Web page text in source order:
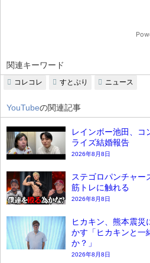
関連キーワード
コレコレ すとぷり ニュース
YouTubeの関連記事
レインボー池田、コ
ライズ結婚報告
2026年8月8日
ステゴロパンチャー
筋トレに触れる
2026年8月8日
ヒカキン、熊本震災
かす「ヒカキンと一
か？」
2026年8月8日